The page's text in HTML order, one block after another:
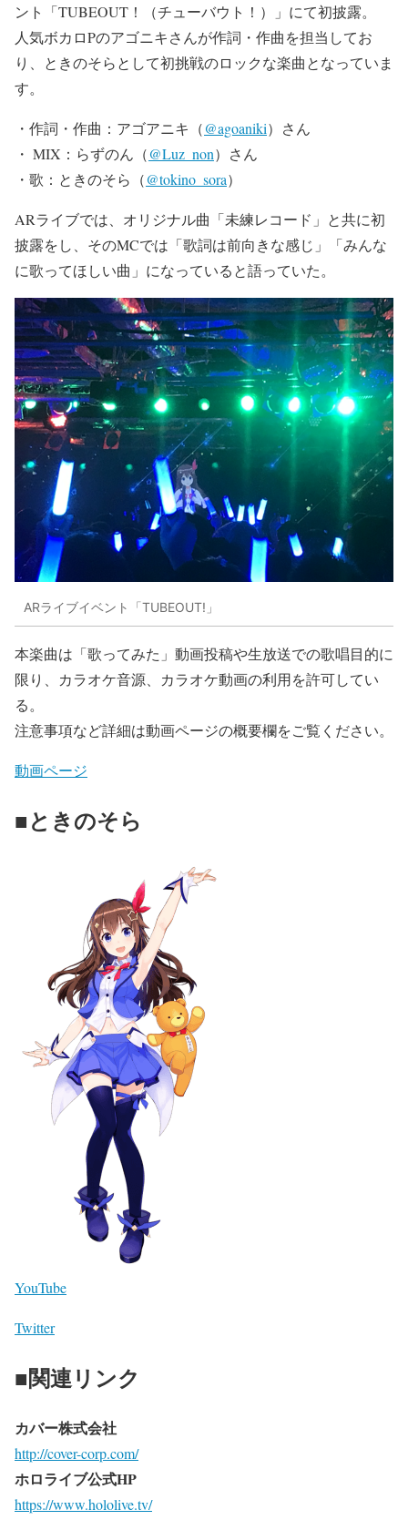
ント「TUBEOUT！（チューバウト！）」にて初披露。
人気ボカロPのアゴニキさんが作詞・作曲を担当してお
り、ときのそらとして初挑戦のロックな楽曲となっていま
す。
・作詞・作曲：アゴアニキ（@agoaniki）さん
・ MIX：らずのん（@Luz_non）さん
・歌：ときのそら（@tokino_sora）
ARライブでは、オリジナル曲「未練レコード」と共に初
披露をし、そのMCでは「歌詞は前向きな感じ」「みんな
に歌ってほしい曲」になっていると語っていた。
ARライブイベント「TUBEOUT!」
本楽曲は「歌ってみた」動画投稿や生放送での歌唱目的に
限り、カラオケ音源、カラオケ動画の利用を許可してい
る。
注意事項など詳細は動画ページの概要欄をご覧ください。
動画ページ
■ときのそら
YouTube
Twitter
■関連リンク
カバー株式会社
http://cover-corp.com/
ホロライブ公式HP
https://www.hololive.tv/